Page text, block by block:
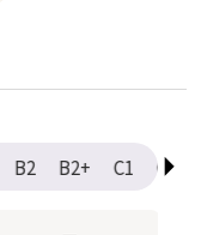
B2 B2+ C1 C1+